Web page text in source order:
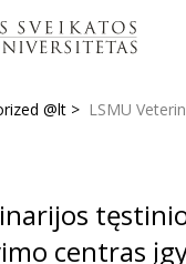
@lt LSMU
centras